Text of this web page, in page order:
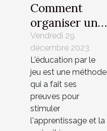
Comment
organiser une
soirée jeux de
société
éducative
pour enfants
Vendredi 29
décembre 2023
L'éducation par le
jeu est une méthode
qui a fait ses
preuves pour
stimuler
l'apprentissage et la